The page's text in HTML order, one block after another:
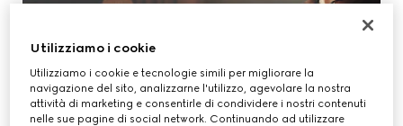
Utilizziamo i cookie
Utilizziamo i cookie e tecnologie simili per migliorare la
navigazione del sito, analizzarne l'utilizzo, agevolare la nostra
attività di marketing e consentirle di condividere i nostri contenuti
nelle sue pagine di social network. Continuando ad utilizzare